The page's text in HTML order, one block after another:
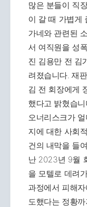
많은 분들이 직
이 갈 때 가볍게
가네와 관련된
서 여직원을 성
진 김용만 전 김
려졌습니다. 재
김 전 회장에게
했다고 밝혔습
오너리스크가
지에 대한 사회
건의 내막을 들
난 2023년 9월
을 모텔로 데려
과정에서 피해
도했다는 정황